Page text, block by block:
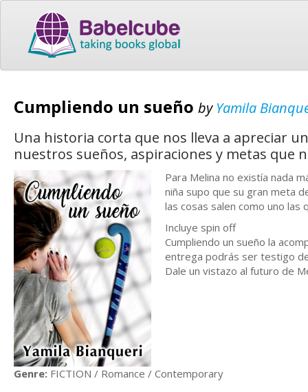
Cumpliendo un sueño by Yamila
Una historia corta que nos lleva a apreciar
nuestros sueños, aspiraciones y metas que
Para Melina no existía nada
niña supo que su gran meta
las cosas salen como uno las
Incluye spin off
Cumpliendo un sueño la
entrega podrás ser testigo
Dale un vistazo al futuro de
Genre: FICTION / Romance / Contemporary